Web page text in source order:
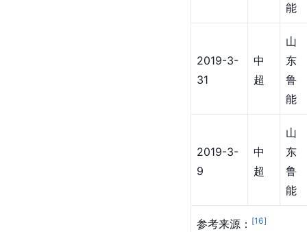
能
2019-3-
31
中
超
山
东
鲁
能
2019-3-
9
中
超
山
东
鲁
能
参考来源： [16]